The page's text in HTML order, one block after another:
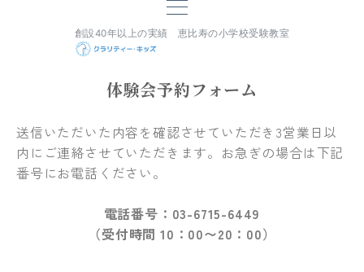
創設40年以上の実績 恵比寿の小学校受験教室
体験会予約フォーム
送信いただいた内容を確認させていただき3営業日以
内にご連絡させていただきます。 お急ぎの場合は下記
番号にお電話ください。
電話番号：03-6715-6449
（受付時間 10：00〜20：00）